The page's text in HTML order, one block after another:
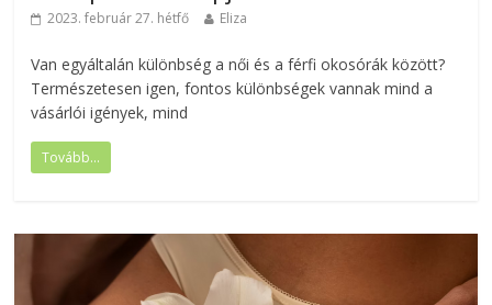
2023. február 27. hétfő Eliza
Van egyáltalán különbség a női és a férfi okosórák között?
Természetesen igen, fontos különbségek vannak mind a
vásárlói igények, mind
Tovább...